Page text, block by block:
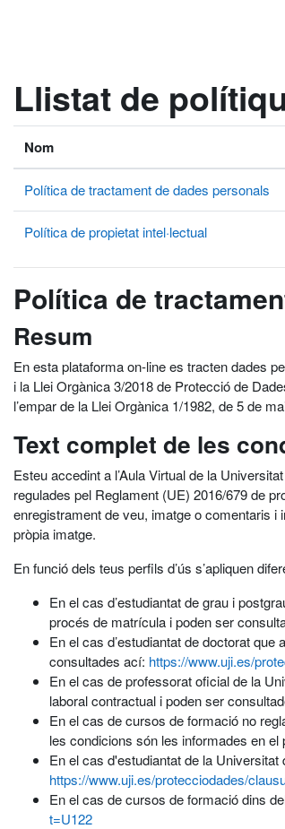
Llistat de
Nom
Política de tractament de dades personals
Política de propietat intel·lectual
Política de
Resum
En esta plataforma on-line es tracten dades
i la Llei Orgànica 3/2018 de Protecció de
l’empar de la Llei Orgànica 1/1982, de 5 de
Text complet de les
Esteu accedint a l’Aula Virtual de la
regulades pel Reglament (UE) 2016/679 de
enregistrament de veu, imatge o comentaris i
pròpia imatge.
En funció dels teus perfils d’ús s’apliquen
En el cas d’estudiantat de grau i
procés de matrícula i poden ser
En el cas d’estudiantat de doctorat
consultades ací: https://www.uji.es/
En el cas de professorat oficial de la
laboral contractual i poden ser
En el cas de cursos de formació no
les condicions són les informades en
En el cas d'estudiantat de la
https://www.uji.es/protecciodades/
En el cas de cursos de formació dins
t=U122